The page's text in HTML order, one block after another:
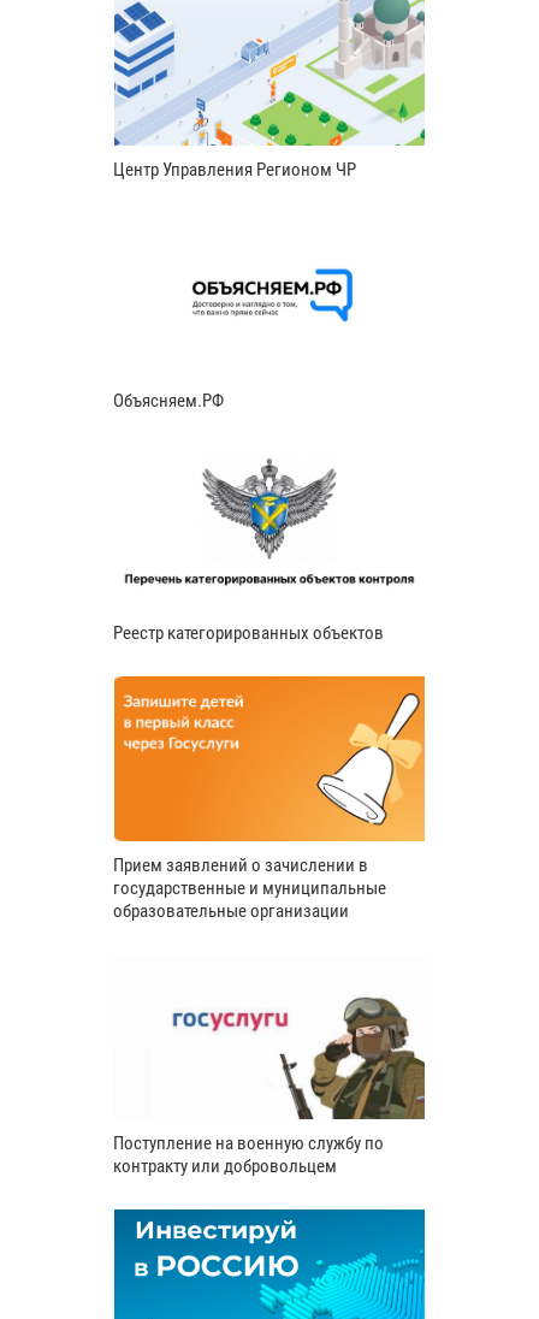
Центр Управления Регионом ЧР
Объясняем.РФ
Реестр категорированных объектов
Прием заявлений о зачислении в
государственные и муниципальные
образовательные организации
Поступление на военную службу по
контракту или добровольцем